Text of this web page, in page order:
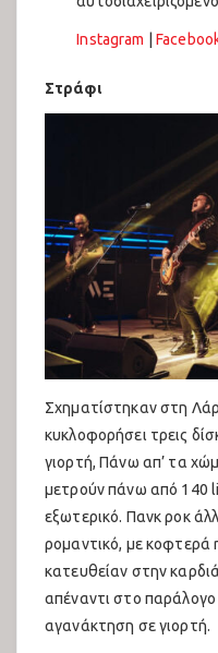
Instagram
Στράφι
Σχηματίστηκαν στη
κυκλοφορήσει τρεις
γιορτή, Πάνω απ’ τα
μετρούν πάνω από 140
εξωτερικό. Πανκ ροκ
ρομαντικό, με κοφτερά
κατευθείαν στην
απέναντι στο παράλογο
αγανάκτηση σε γιορτή.